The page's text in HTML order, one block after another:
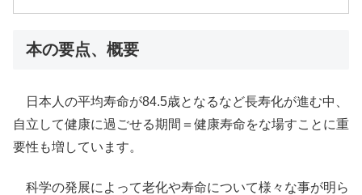
本の要点、概要
日本人の平均寿命が84.5歳となるなど長寿化が進む中、
自立して健康に過ごせる期間＝健康寿命をな場すことに重
要性も増しています。
科学の発展によって老化や寿命について様々な事が明ら